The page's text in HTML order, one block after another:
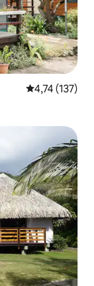
Classificação
4,74 (137)